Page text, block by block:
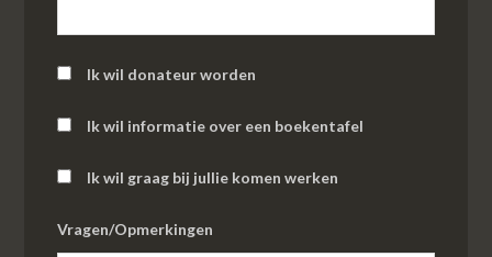
Ik wil donateur worden
Ik wil informatie over een boekentafel
Ik wil graag bij jullie komen werken
Vragen/Opmerkingen